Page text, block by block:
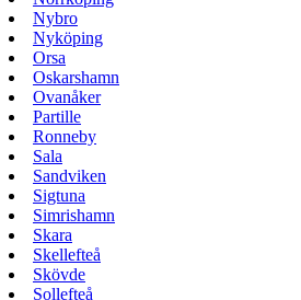
Nybro
Nyköping
Orsa
Oskarshamn
Ovanåker
Partille
Ronneby
Sala
Sandviken
Sigtuna
Simrishamn
Skara
Skellefteå
Skövde
Sollefteå